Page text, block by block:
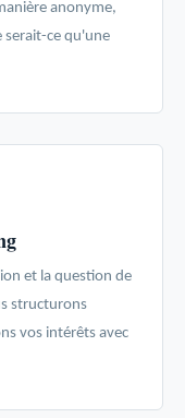
anonyme,
serait-ce qu'une
et la question de
structurons
vos intérêts avec